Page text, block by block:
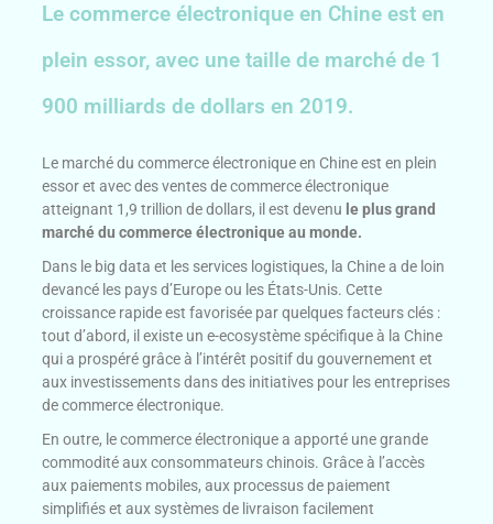
Le commerce électronique en Chine est en
plein essor, avec une taille de marché de 1
900 milliards de dollars en 2019.
Le marché du commerce électronique en Chine est en plein
essor et avec des ventes de commerce électronique
atteignant 1,9 trillion de dollars, il est devenu le plus grand
marché du commerce électronique au monde.
Dans le big data et les services logistiques, la Chine a de loin
devancé les pays d’Europe ou les États-Unis. Cette
croissance rapide est favorisée par quelques facteurs clés :
tout d’abord, il existe un e-ecosystème spécifique à la Chine
qui a prospéré grâce à l’intérêt positif du gouvernement et
aux investissements dans des initiatives pour les entreprises
de commerce électronique.
En outre, le commerce électronique a apporté une grande
commodité aux consommateurs chinois. Grâce à l’accès
aux paiements mobiles, aux processus de paiement
simplifiés et aux systèmes de livraison facilement